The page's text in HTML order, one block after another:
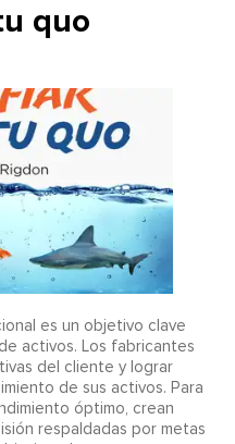
quo
es un objetivo clave
activos. Los fabricantes
del cliente y lograr
de sus activos. Para
óptimo, crean
respaldadas por metas